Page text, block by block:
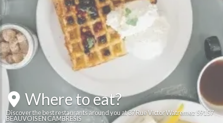
Where to eat?
Discover the best restaurants around you at 37 Rue Victor Watremez 59157
BEAUVOIS EN CAMBRESIS